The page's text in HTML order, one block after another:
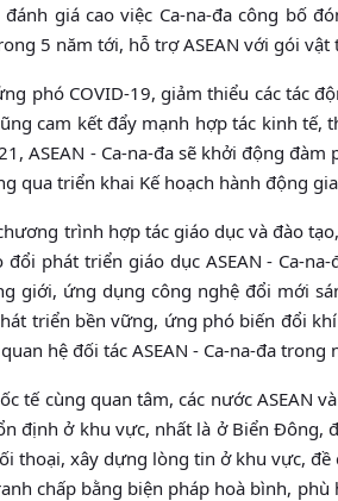
giá cao việc Ca-na-đa công bố
5 năm tới, hỗ trợ ASEAN với gói
phó COVID-19, giảm thiểu các tác
cam kết đẩy mạnh hợp tác kinh tế,
ASEAN - Ca-na-đa sẽ khởi động
qua triển khai Kế hoạch hành động
trình hợp tác giáo dục và đào
phát triển giáo dục ASEAN - Ca-na-
giới, ứng dụng công nghệ đổi mới
triển bền vững, ứng phó biến đổi
hệ đối tác ASEAN - Ca-na-đa trong
tế cùng quan tâm, các nước ASEAN
định ở khu vực, nhất là ở Biển Đông,
thoại, xây dựng lòng tin ở khu vực,
chấp bằng biện pháp hoà bình,